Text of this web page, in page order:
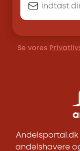
Se vores
Andelsportal.dk
andelshavere